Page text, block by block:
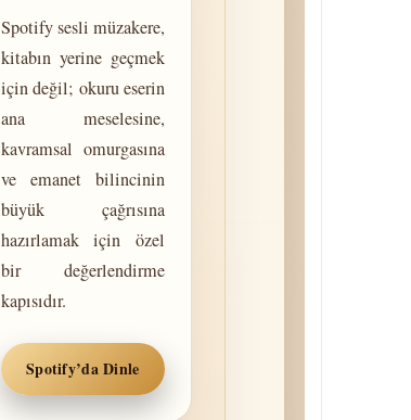
Spotify sesli müzakere,
kitabın yerine geçmek
için değil; okuru eserin
ana meselesine,
kavramsal omurgasına
ve emanet bilincinin
büyük çağrısına
hazırlamak için özel
bir değerlendirme
kapısıdır.
Spotify’da Dinle